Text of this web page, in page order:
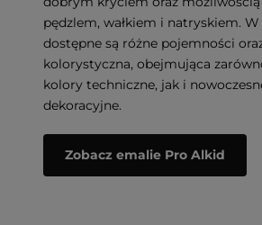
pędzlem, wałkiem i natryskiem.
dostępne są różne pojemności
kolorystyczna, obejmująca
kolory techniczne, jak i
dekoracyjne.
Zobacz emalie Pro Alkid